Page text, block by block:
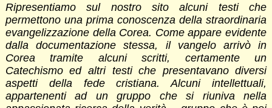
Ripresentiamo sul nostro sito alcuni testi che
permettono una prima conoscenza della straordinaria
evangelizzazione della Corea. Come appare evidente
dalla documentazione stessa, il vangelo arrivò in
Corea tramite alcuni scritti, certamente un
Catechismo ed altri testi che presentavano diversi
aspetti della fede cristiana. Alcuni intellettuali,
appartenenti ad un gruppo che si riuniva nella